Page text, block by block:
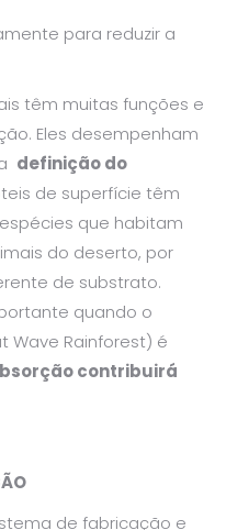
para reduzir a
têm muitas funções e
Eles desempenham
definição do
de superfície têm
que habitam
do deserto, por
de substrato.
quando o
Wave Rainforest) é
contribuirá
de fabricação e